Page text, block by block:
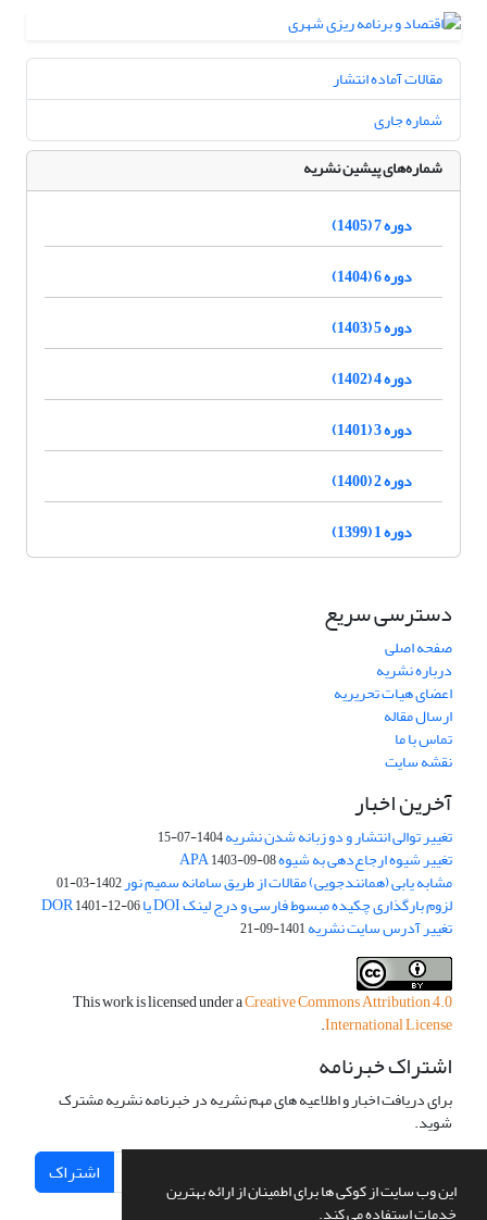
این وب سایت از کوکی ها برای اطمینان از ارائه بهترین
خدمات استفاده می کند.
مقالات آماده انتشار
شماره جاری
شماره‌های پیشین نشریه
دوره 7 (1405)
دوره 6 (1404)
دوره 5 (1403)
دوره 4 (1402)
دوره 3 (1401)
دوره 2 (1400)
دوره 1 (1399)
دسترسی سریع
صفحه اصلی
درباره نشریه
اعضای هیات تحریریه
ارسال مقاله
تماس با ما
نقشه سایت
آخرین اخبار
تغییر توالی انتشار و دو زبانه شدن نشریه1404-07-15
تغییر شیوه ارجاع‌دهی به شیوه APA1403-09-08
مشابه یابی (همانندجویی) مقالات از طریق سامانه سمیم نور1402-03-01
لزوم بارگذاری چکیده مبسوط فارسی و درج لینک DOI یا DOR 1401-12-06
تغییر آدرس سایت نشریه1401-09-21
This work is licensed under aCreative Commons Attribution 4.0
International License
.
اشتراک خبرنامه
برای دریافت اخبار و اطلاعیه های مهم نشریه در خبرنامه نشریه مشترک
شوید.
اشتراک